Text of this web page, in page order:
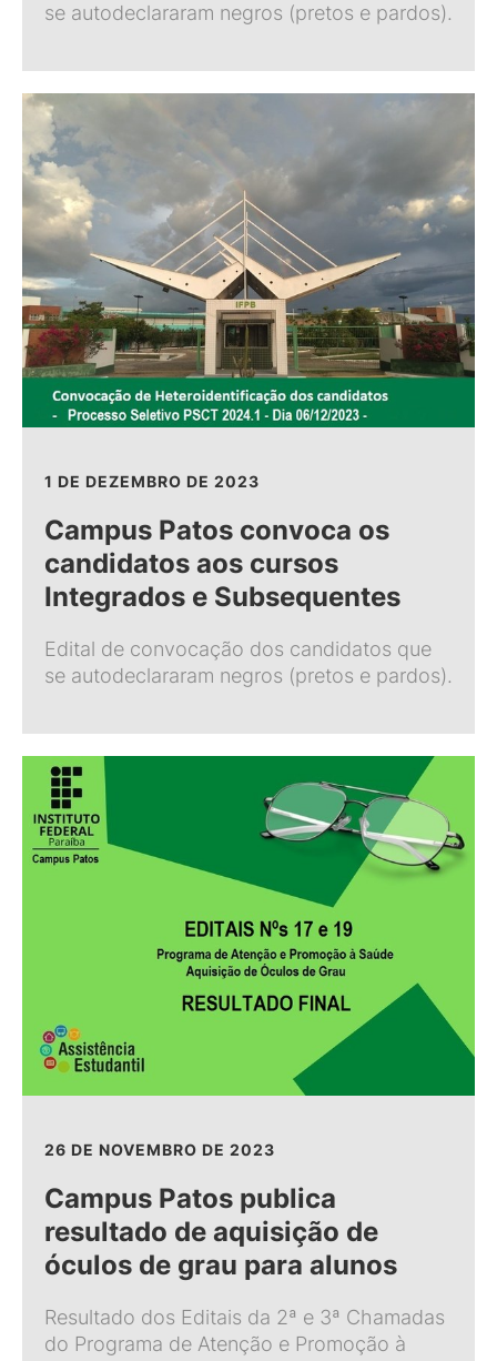
se autodeclararam negros (pretos e pardos).
1 DE DEZEMBRO DE 2023
Campus Patos convoca os
candidatos aos cursos
Integrados e Subsequentes
Edital de convocação dos candidatos que
se autodeclararam negros (pretos e pardos).
26 DE NOVEMBRO DE 2023
Campus Patos publica
resultado de aquisição de
óculos de grau para alunos
Resultado dos Editais da 2ª e 3ª Chamadas
do Programa de Atenção e Promoção à